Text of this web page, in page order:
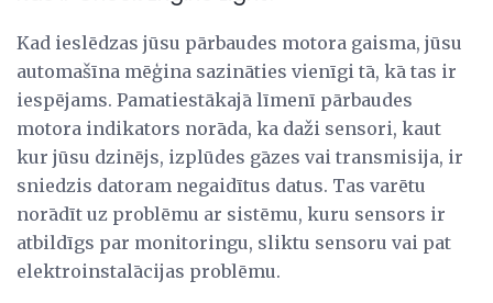
Kad ieslēdzas jūsu pārbaudes motora gaisma, jūsu
automašīna mēģina sazināties vienīgi tā, kā tas ir
iespējams. Pamatiestākajā līmenī pārbaudes
motora indikators norāda, ka daži sensori, kaut
kur jūsu dzinējs, izplūdes gāzes vai transmisija, ir
sniedzis datoram negaidītus datus. Tas varētu
norādīt uz problēmu ar sistēmu, kuru sensors ir
atbildīgs par monitoringu, sliktu sensoru vai pat
elektroinstalācijas problēmu.